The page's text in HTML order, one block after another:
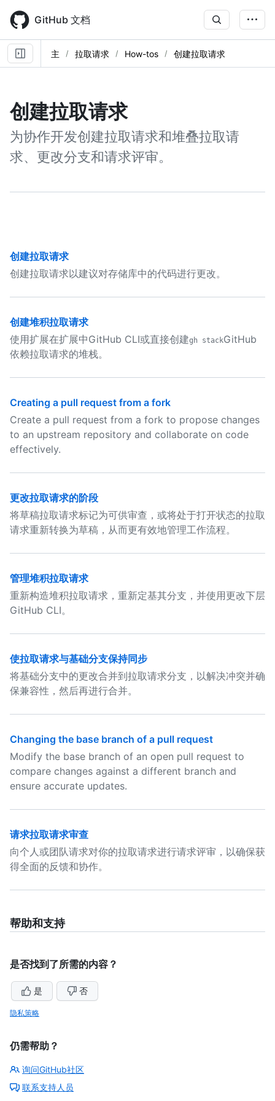
main
content
GitHub 文档
主 拉取请求 How-tos 创建拉取请求
创建拉取请求
为协作开发创建拉取请求和堆叠拉取请
求、更改分支和请求评审。
创建拉取请求
创建拉取请求以建议对存储库中的代码进行更改。
创建堆积拉取请求
使用扩展在扩展中GitHub CLI或直接创建gh stackGitHub
依赖拉取请求的堆栈。
Creating a pull request from a fork
Create a pull request from a fork to propose changes
to an upstream repository and collaborate on code
effectively.
更改拉取请求的阶段
将草稿拉取请求标记为可供审查，或将处于打开状态的拉取
请求重新转换为草稿，从而更有效地管理工作流程。
管理堆积拉取请求
重新构造堆积拉取请求，重新定基其分支，并使用更改下层
GitHub CLI。
使拉取请求与基础分支保持同步
将基础分支中的更改合并到拉取请求分支，以解决冲突并确
保兼容性，然后再进行合并。
Changing the base branch of a pull request
Modify the base branch of an open pull request to
compare changes against a different branch and
ensure accurate updates.
请求拉取请求审查
向个人或团队请求对你的拉取请求进行请求评审，以确保获
得全面的反馈和协作。
帮助和支持
是否找到了所需的内容？
是 否
隐私策略
仍需帮助？
询问GitHub社区
联系支持人员